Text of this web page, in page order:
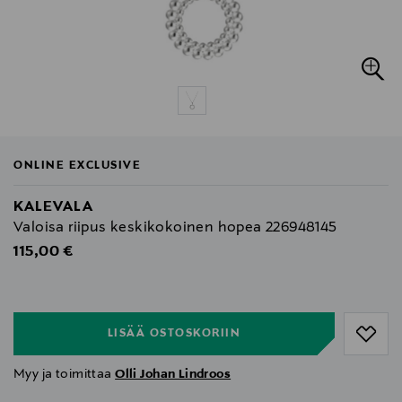
ONLINE EXCLUSIVE
KALEVALA
Valoisa riipus keskikokoinen hopea 226948145
Original Price
115,00 €
LISÄÄ OSTOSKORIIN
Myy ja toimittaaOlli Johan Lindroos